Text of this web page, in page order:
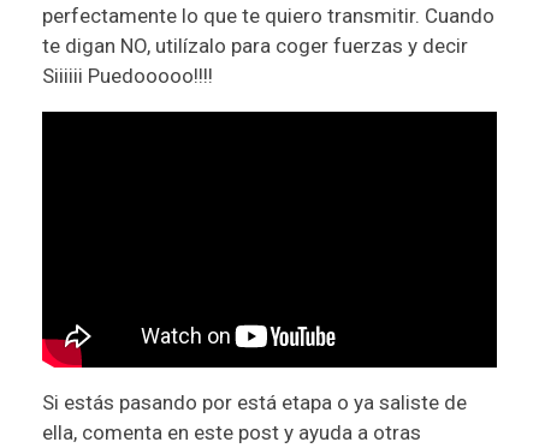
perfectamente lo que te quiero transmitir. Cuando
te digan NO, utilízalo para coger fuerzas y decir
Siiiiii Puedooooo!!!!
Si estás pasando por está etapa o ya saliste de
ella, comenta en este post y ayuda a otras